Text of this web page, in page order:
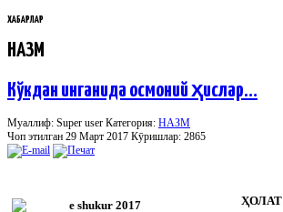
ХАБАРЛАР
НАЗМ
Кўкдан инганида осмоний ҳислар…
Муаллиф: Super user Категория: НАЗМ
Чоп этилган 29 Март 2017 Кӯришлар: 2865
ҲОЛАТ